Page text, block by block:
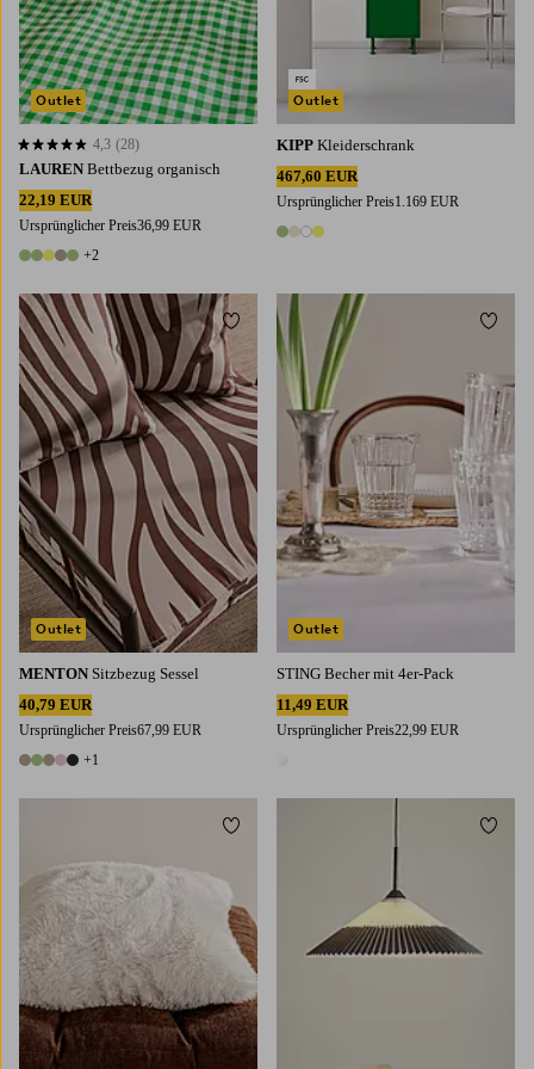
LAUREN Bettbezug organisch
22,19 EUR
Ursprünglicher Preis36,99 EUR
7 Farben
+2
4,3 basierend auf 28 Bewertungen
4,3 (28)
Outlet
KIPP Kleiderschrank
467,60 EUR
Ursprünglicher Preis1.169 EUR
4 Farben
Outlet
MENTON Sitzbezug Sessel
40,79 EUR
Ursprünglicher Preis67,99 EUR
6 Farben
+1
Outlet
Zu Favoriten hinzufügen
STING Becher mit 4er-Pack
11,49 EUR
Ursprünglicher Preis22,99 EUR
Outlet
Zu
Zu Favoriten hinzufügen Zu